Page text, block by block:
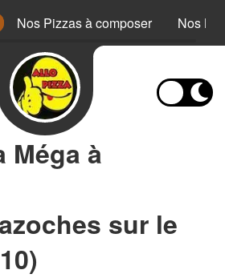
Nos Pizzas à composer Nos
Méga à
sur le